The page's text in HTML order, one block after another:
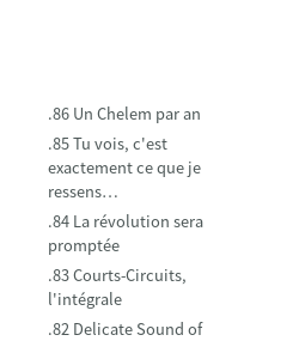
.86 Un Chelem par an
.85 Tu vois, c'est
exactement ce que je
ressens…
.84 La révolution sera
promptée
.83 Courts-Circuits,
l'intégrale
.82 Delicate Sound of